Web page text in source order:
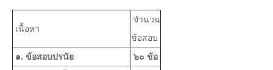
เนื้อหา
จำนวน
ข้อสอบ
๑. ข้อสอบปรนัย
๖๐ ข้อ